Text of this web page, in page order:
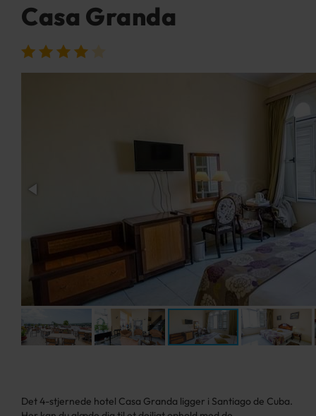
Casa Granda
Det 4-stjernede hotel Casa Granda ligger i Santiago de Cuba.